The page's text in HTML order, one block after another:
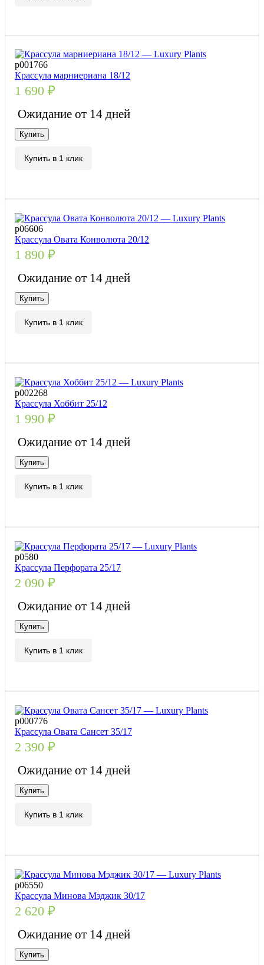
р001766
Крассула марниериана 18/12
1 690 ₽
Ожидание от 14 дней
Купить
Купить в 1 клик
р06606
Крассула Овата Конволюта 20/12
1 890 ₽
Ожидание от 14 дней
Купить
Купить в 1 клик
р002268
Крассула Хоббит 25/12
1 990 ₽
Ожидание от 14 дней
Купить
Купить в 1 клик
р0580
Крассула Перфората 25/17
2 090 ₽
Ожидание от 14 дней
Купить
Купить в 1 клик
р000776
Крассула Овата Сансет 35/17
2 390 ₽
Ожидание от 14 дней
Купить
Купить в 1 клик
р06550
Крассула Минова Мэджик 30/17
2 620 ₽
Ожидание от 14 дней
Купить